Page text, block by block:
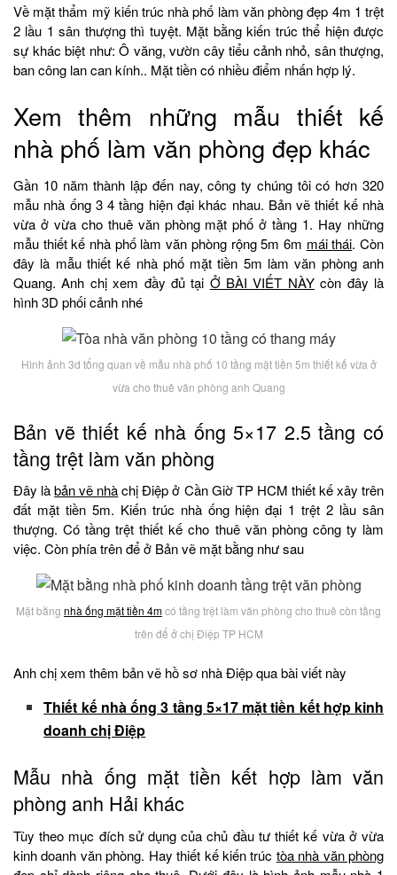
Về mặt thẩm mỹ kiến trúc nhà phố làm văn phòng đẹp 4m 1 trệt
2 lầu 1 sân thượng thì tuyệt. Mặt bằng kiến trúc thể hiện được
sự khác biệt như: Ô văng, vườn cây tiểu cảnh nhỏ, sân thượng,
ban công lan can kính.. Mặt tiền có nhiều điểm nhấn hợp lý.
Xem thêm những mẫu thiết kế
nhà phố làm văn phòng đẹp khác
Gần 10 năm thành lập đến nay, công ty chúng tôi có hơn 320
mẫu nhà ống 3 4 tầng hiện đại khác nhau. Bản vẽ thiết kế nhà
vừa ở vừa cho thuê văn phòng mặt phố ở tầng 1. Hay những
mẫu thiết kế nhà phố làm văn phòng rộng 5m 6m mái thái. Còn
đây là mẫu thiết kế nhà phố mặt tiền 5m làm văn phòng anh
Quang. Anh chị xem đầy đủ tại Ở BÀI VIẾT NÀYcòn đây là
hình 3D phối cảnh nhé
Hình ảnh 3d tổng quan về mẫu nhà phố 10 tầng mặt tiền 5m thiết kế vừa ở
vừa cho thuê văn phòng anh Quang
Bản vẽ thiết kế nhà ống 5×17 2.5 tầng có
tầng trệt làm văn phòng
Đây làbản vẽ nhàchị Điệp ở Cần Giờ TP HCM thiết kế xây trên
đất mặt tiền 5m. Kiến trúc nhà ống hiện đại 1 trệt 2 lầu sân
thượng. Có tầng trệt thiết kế cho thuê văn phòng công ty làm
việc. Còn phía trên để ở Bản vẽ mặt bằng như sau
Mặt bằng nhà ống mặt tiền 4mcó tầng trệt làm văn phòng cho thuê còn tầng
trên để ở chị Điệp TP HCM
Anh chị xem thêm bản vẽ hồ sơ nhà Điệp qua bài viết này
Thiết kế nhà ống 3 tầng 5×17 mặt tiền kết hợp kinh
doanh chị Điệp
Mẫu nhà ống mặt tiền kết hợp làm văn
phòng anh Hải khác
Tùy theo mục đích sử dụng của chủ đầu tư thiết kế vừa ở vừa
kinh doanh văn phòng. Hay thiết kế kiến trúc tòa nhà văn phòng